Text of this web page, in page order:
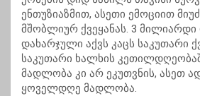
ენთუზიაზმით, ასეთი ემოციით
მშობლიურ ქვეყანას. 3
დახარჯული აქვს კაცს საკუთარი
საკუთარი ხალხის
მადლობა კი არ ეკუთვნის, ასეთ
ყოველდღე მადლობა.